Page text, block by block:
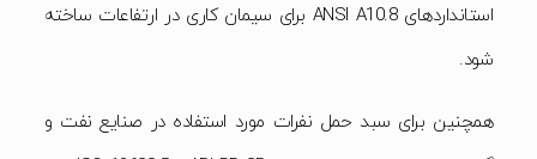
استانداردهای ANSI A10.8 برای سیمان کاری در ارتفاعات ساخته
شود.
همچنین برای سبد حمل نفرات مورد استفاده در صنایع نفت و